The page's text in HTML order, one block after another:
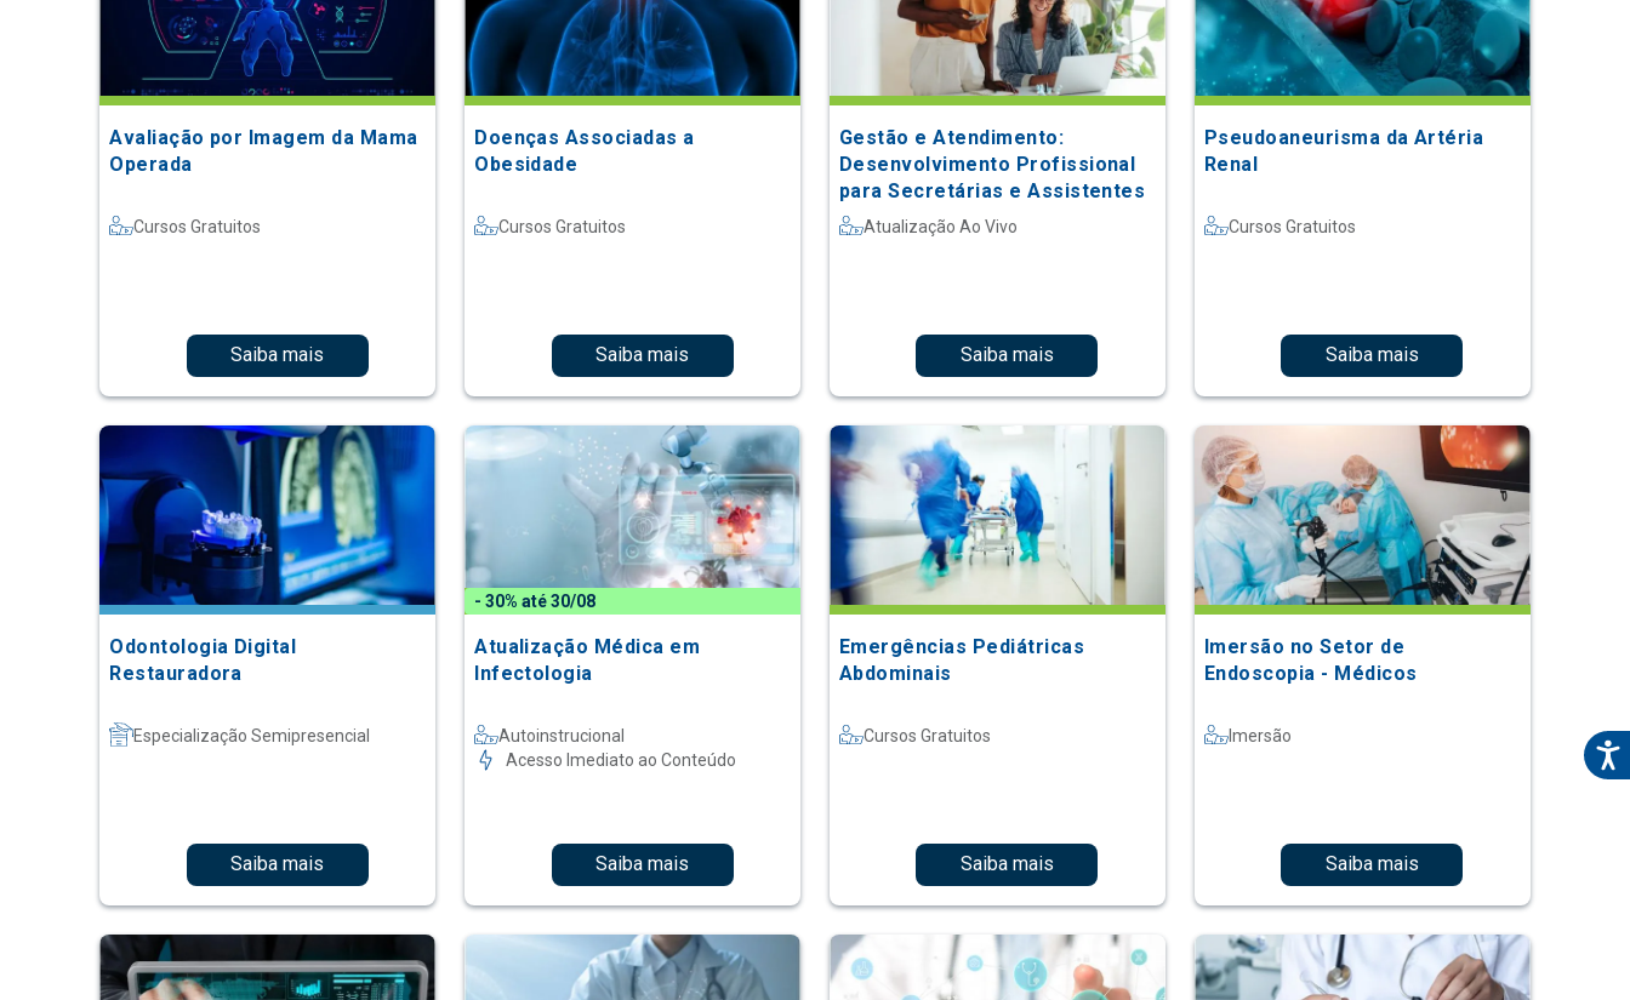
Avaliação por Imagem da Mama
Operada
Cursos Gratuitos
Saiba mais
Doenças Associadas a
Obesidade
Cursos Gratuitos
Saiba mais
Gestão e Atendimento:
Desenvolvimento Profissional
para Secretárias e Assistentes
Atualização Ao Vivo
Saiba mais
Pseudoaneurisma da Artéria
Renal
Cursos Gratuitos
Saiba mais
Odontologia Digital
Restauradora
Especialização Semipresencial
Saiba mais
- 30% até 30/08
Atualização Médica em
Infectologia
Autoinstrucional
Acesso Imediato ao Conteúdo
Saiba mais
Emergências Pediátricas
Abdominais
Cursos Gratuitos
Saiba mais
Imersão no Setor de
Endoscopia - Médicos
Imersão
Saiba mais